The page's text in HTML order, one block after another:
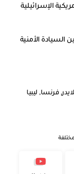
الإسرائيلية
الأمنية
,فرنسا,ليبيا